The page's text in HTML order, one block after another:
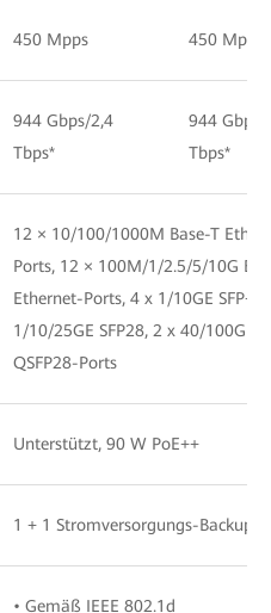
450 Mpps 450 Mpps
944 Gbps/2,4
Tbps*
944 Gbps/
Tbps*
12 × 10/100/1000M Base-T
Ports, 12 × 100M/1/2.5/5/10G
Ethernet-Ports, 4 x 1/10GE SFP+,
1/10/25GE SFP28, 2 x 40/100GE
QSFP28-Ports
Unterstützt, 90 W PoE++
1 + 1 Stromversorgungs-Backup
• Gemäß IEEE 802.1d